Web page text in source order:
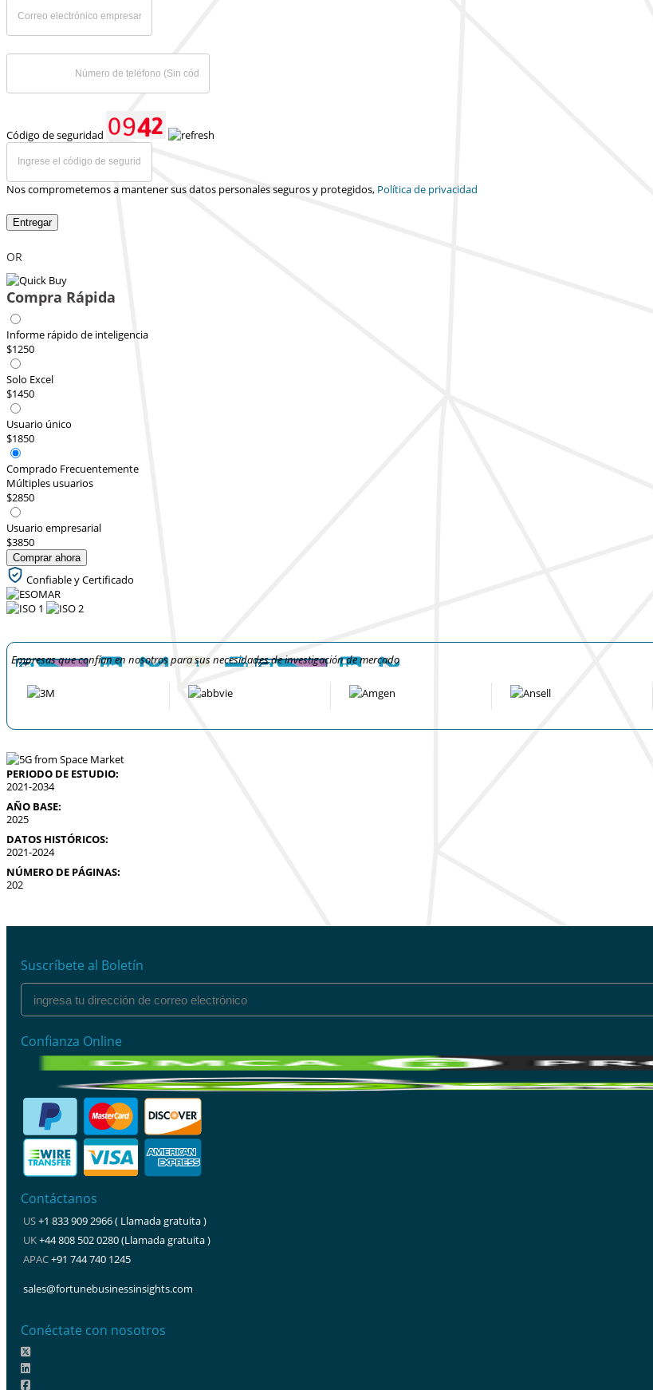
Código de seguridad
Nos comprometemos a mantener sus datos personales seguros y protegidos, Política de privacidad
Entregar
OR
Compra Rápida
Informe rápido de inteligencia
$1250
Solo Excel
$1450
Usuario único
$1850
Comprado Frecuentemente
Múltiples usuarios
$2850
Usuario empresarial
$3850
Comprar ahora
Confiable y Certificado
Empresas que confían en nosotros para sus necesidades de investigación de mercado
PERIODO DE ESTUDIO:
2021-2034
AÑO BASE:
2025
DATOS HISTÓRICOS:
2021-2024
NÚMERO DE PÁGINAS:
202
Suscríbete al Boletín
Confianza Online
Contáctanos
US+1 833 909 2966 ( Llamada gratuita )
UK+44 808 502 0280 (Llamada gratuita )
APAC+91 744 740 1245
sales@fortunebusinessinsights.com
Conéctate con nosotros